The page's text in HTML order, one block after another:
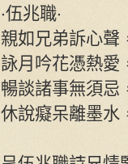
‧伍兆職‧
親如兄弟訴心聲
詠月吟花憑熱愛
暢談諸事無須忌
休說癡呆離墨水